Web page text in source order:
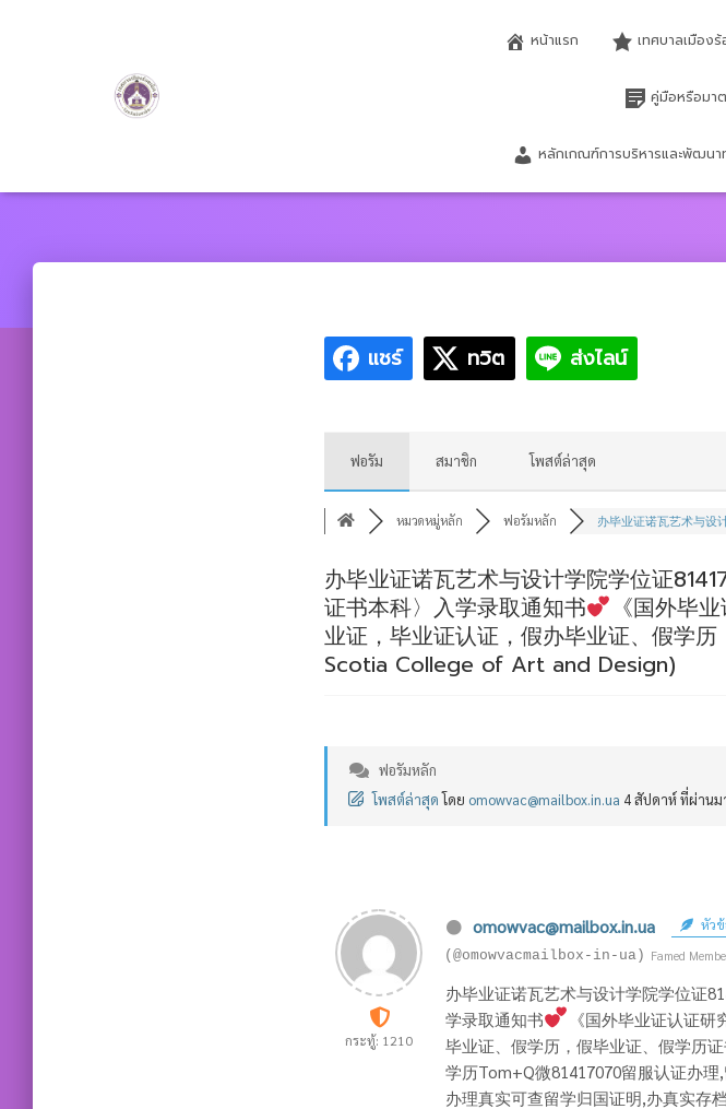
หน้าแรก เทศบาลเมือง
คู่มือหรือมา
หลักเกณฑ์การบริหารและพัฒน
แชร์ ทวิต ส่งไลน์
ฟอรัม สมาชิก โพสต์ล่าสุด
หมวดหมู่หลัก ฟอรัมหลัก 办毕业证诺瓦艺术与设
办毕业证诺瓦艺术与设计学院学位证
证书本科〉入学录取通知书
《国外毕
业证，毕业证认证，假办毕业证、假学
Scotia College of Art and Design)
ฟอรัมหลัก
โพสต์ล่าสุด โดย omowvac@mailbox.in.ua 4 สัปดาห์ ที่ผ่านม
กระทู้: 1210
omowvac@mailbox.in.ua หัว
(@omowvacmailbox-in-ua) Famed
办毕业证诺瓦艺术与设计学院学位证
学录取通知书
《国外毕业证认证
毕业证、假学历，假毕业证、假学历
学历Tom+Q微81417070留服认证办
办理真实可查留学归国证明,办真实存